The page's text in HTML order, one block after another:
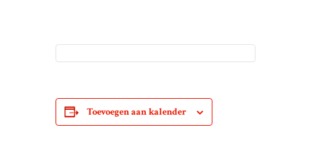
Toevoegen aan kalender